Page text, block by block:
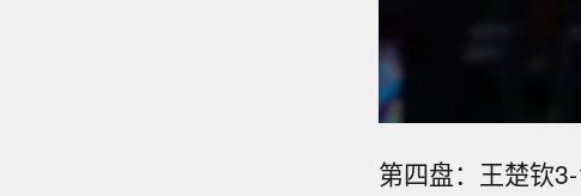
第四盘：王楚钦